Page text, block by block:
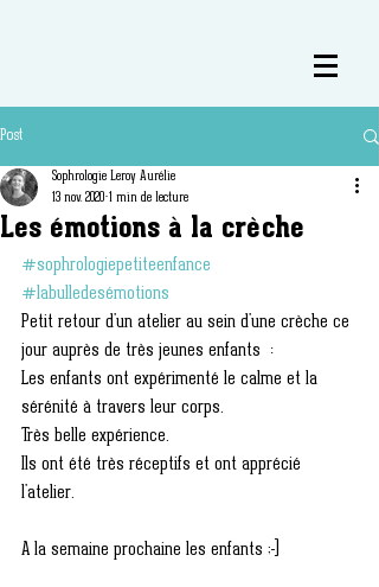
Post
Les émotions à la crèche
Sophrologie Leroy Aurélie
13 nov. 2020 1 min de lecture
#sophrologiepetiteenfance
#labulledesémotions
Petit retour d'un atelier au sein d'une crèche ce
jour auprès de très jeunes enfants  :
Les enfants ont expérimenté le calme et la
sérénité à travers leur corps.
Très belle expérience.
Ils ont été très réceptifs et ont apprécié
l'atelier.
A la semaine prochaine les enfants ;-)